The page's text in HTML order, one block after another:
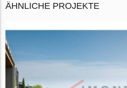
ÄHNLICHE PROJEKTE